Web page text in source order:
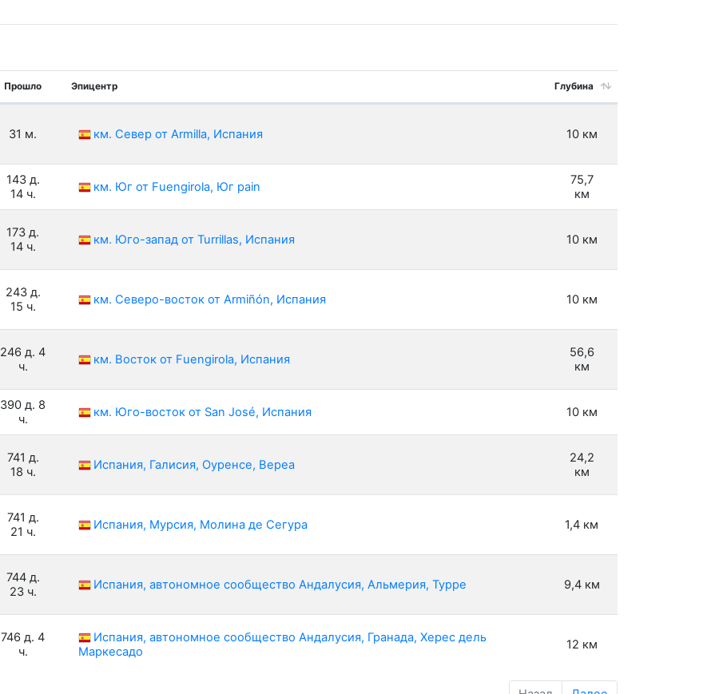
Прошло Эпицентр Глубина
31 м. км. Север от Armilla, Испания 10 км
143 д.
14 ч.
км. Юг от Fuengirola, Юг pain
75,7
км
173 д.
14 ч.
км. Юго-запад от Turrillas, Испания 10 км
243 д.
15 ч.
км. Северо-восток от Armiñón, Испания 10 км
246 д. 4
ч.
км. Восток от Fuengirola, Испания
56,6
км
390 д. 8
ч.
км. Юго-восток от San José, Испания 10 км
741 д.
18 ч.
Испания, Галисия, Оуренсе, Вереа
24,2
км
741 д.
21 ч.
Испания, Мурсия, Молина де Сегура 1,4 км
744 д.
23 ч.
Испания, автономное сообщество Андалусия, Альмерия, Турре 9,4 км
746 д. 4
ч.
Испания, автономное сообщество Андалусия, Гранада, Херес дель
Маркесадо
12 км